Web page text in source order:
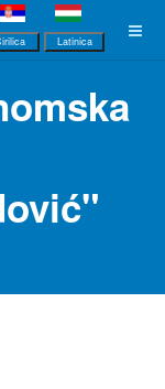
Latinica